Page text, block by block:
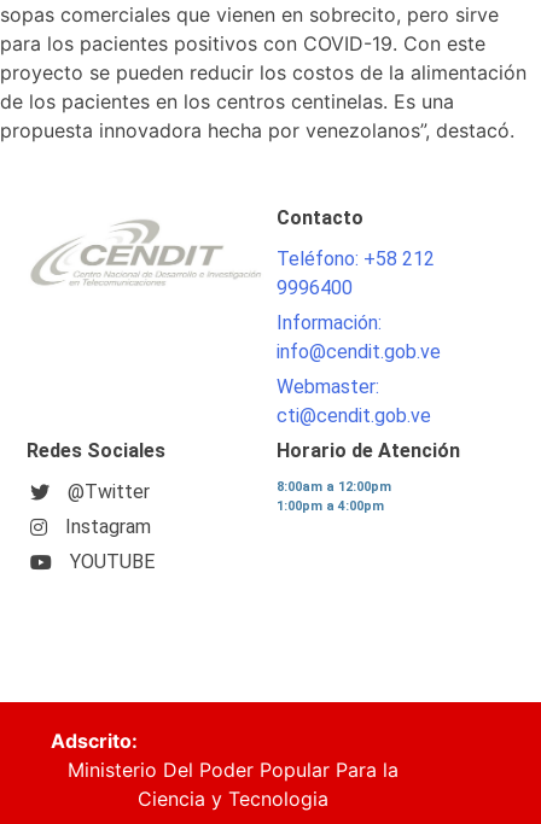
sopas comerciales que vienen en sobrecito, pero sirve
para los pacientes positivos con COVID-19. Con este
proyecto se pueden reducir los costos de la alimentación
de los pacientes en los centros centinelas. Es una
propuesta innovadora hecha por venezolanos”, destacó.
Contacto
Teléfono: +58 212
9996400
Información:
info@cendit.gob.ve
Webmaster:
cti@cendit.gob.ve
Redes Sociales
@Twitter
Instagram
YOUTUBE
Horario de Atención
8:00am a 12:00pm
1:00pm a 4:00pm
Adscrito:
Ministerio Del Poder Popular Para la
Ciencia y Tecnologia